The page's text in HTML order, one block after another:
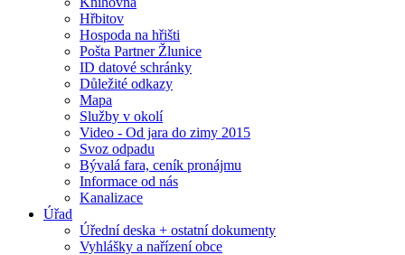
Hřbitov
Hospoda na hřišti
Pošta Partner Žlunice
ID datové schránky
Důležité odkazy
Mapa
Služby v okolí
Video - Od jara do zimy 2015
Svoz odpadu
Bývalá fara, ceník pronájmu
Informace od nás
Kanalizace
Úřad
Úřední deska + ostatní dokumenty
Vyhlášky a nařízení obce